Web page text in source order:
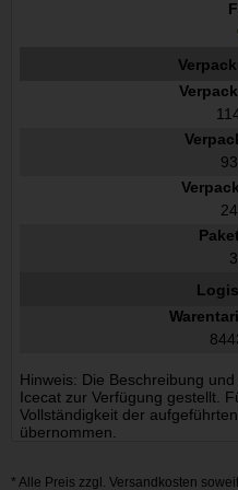
Hinweis: Die Beschreibung
Icecat zur Verfügung gestellt.
Vollständigkeit der
übernommen.
* Alle Preis zzgl. Versandkosten